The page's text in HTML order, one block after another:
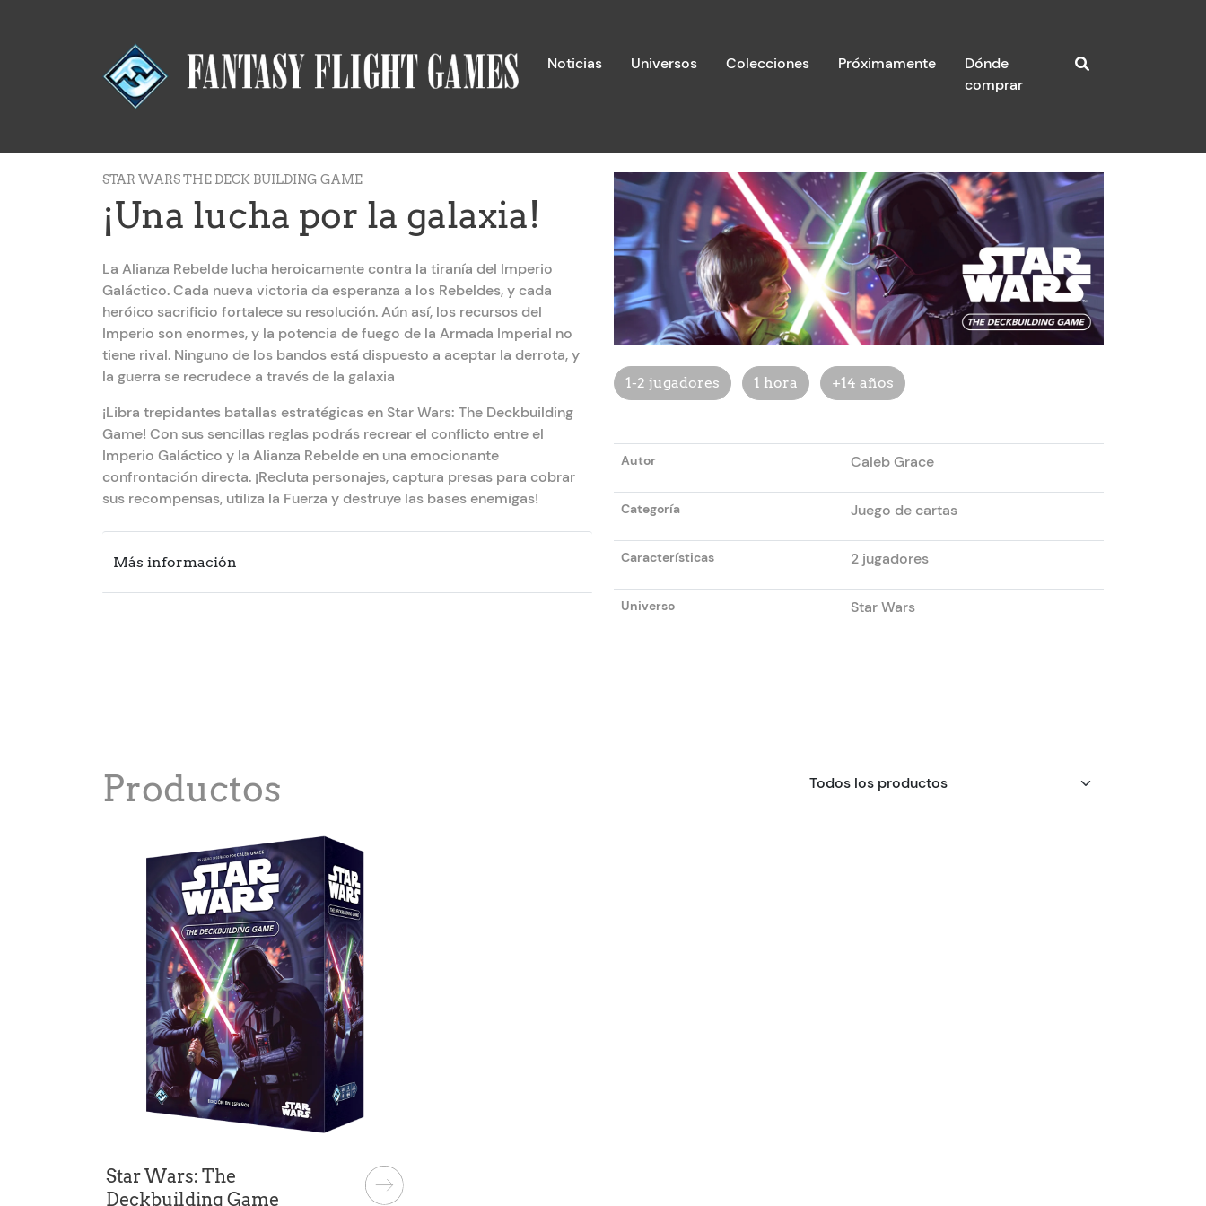
Noticias Universos Colecciones Próximamente
Dónde
comprar
STAR WARS THE DECK BUILDING GAME
¡Una lucha por la galaxia!
La Alianza Rebelde lucha heroicamente contra la tiranía del Imperio
Galáctico. Cada nueva victoria da esperanza a los Rebeldes, y cada
heróico sacrificio fortalece su resolución. Aún así, los recursos del
Imperio son enormes, y la potencia de fuego de la Armada Imperial no
tiene rival. Ninguno de los bandos está dispuesto a aceptar la derrota, y
la guerra se recrudece a través de la galaxia
¡Libra trepidantes batallas estratégicas en Star Wars: The Deckbuilding
Game! Con sus sencillas reglas podrás recrear el conflicto entre el
Imperio Galáctico y la Alianza Rebelde en una emocionante
confrontación directa. ¡Recluta personajes, captura presas para cobrar
sus recompensas, utiliza la Fuerza y destruye las bases enemigas!
1-2 jugadores 1 hora +14 años
Autor Caleb Grace
Categoría Juego de cartas
Características 2 jugadores
Universo Star Wars
Productos
Star Wars: The
Deckbuilding Game